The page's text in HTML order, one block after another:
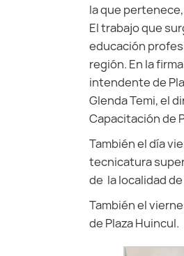
la que
El trabajo que
educación
región. En la
intendente de
Glenda Temi, el
Capacitación de
También el día
tecnicatura
de la localidad
También el
de Plaza Huincul.